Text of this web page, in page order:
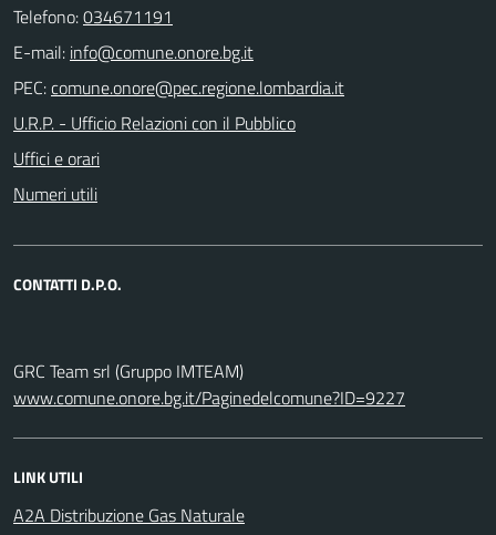
Telefono:034671191
E-mail:
PEC:
U.R.P. - Ufficio Relazioni con il Pubblico
Uffici e orari
Numeri utili
CONTATTI D.P.O.
GRC Team srl (Gruppo IMTEAM)
www.comune.onore.bg.it/Paginedelcomune?ID=9227
LINK UTILI
A2A Distribuzione Gas Naturale